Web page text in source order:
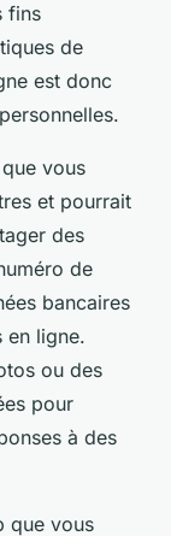
fins
de
est donc
vous
et pourrait
des
de
bancaires
en ligne.
ou des
pour
à des
que vous